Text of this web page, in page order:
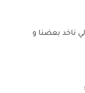
ناخد بعضنا و